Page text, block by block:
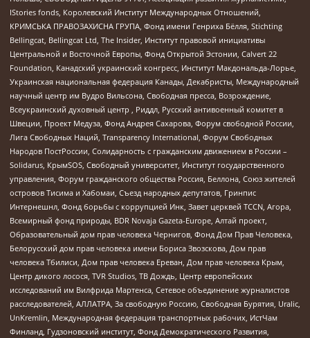
IStories fonds, Королевский Институт Международных Отношений,
КРИМСЬКА ПРАВОЗАХИСНА ГРУПА, Фонд имени Генриха Бёлля, Stichting
Bellingcat, Bellingcat Ltd, The Insider, Институт правовой инициативы
Центральной и Восточной Европы, Фонд Открытой Эстонии, Calvert 22
Foundation, Канадский украинский конгресс, Институт Макдональда-Лорье,
Украинская национальная федерация Канады, Декабристы, Международный
научный центр им Вудро Вильсона, Свободная пресса, Возрождение,
Всеукраинский духовный центр , Риддл, Русский антивоенный комитет в
Швеции, Проект Медуза, Фонд Андрея Сахарова, Форум свободной России,
Лига Свободных Наций, Transparеncy International, Форум Свободных
Народов ПостРоссии, Солидарность с гражданским движением в России –
Solidarus, КрымSOS, Свободный университет, Институт государственного
управления, Форум гражданского общества Россия, Беллона, Союз жителей
островов Тисима и Хабомаи, Съезд народных депутатов, Гринпис
Интернешнл, Фонд борьбы с коррупцией Инк, Завет церквей TCCN, Агора,
Всемирный фонд природы, BDR Novaja Gazeta-Europe, Алтай проект,
Образовательный дом прав человека Чернигов, Фонд Дом Прав Человека,
Белорусский дом прав человека имени Бориса Звозскова, Дом прав
человека Тбилиси, Дом прав человека Ереван, Дом прав человека Крым,
Центр дикого лосося, TVR Studios, ТВ Дождь, Центр европейских
исследований им Вилфрида Мартенса, Сетевое объединение журналистов
расследователей, АЛЛАТРА, За свободную Россию, Свободная Бурятия, Uralic,
UnKremlin, Международная федерация транспортных рабочих, ИстЧам
Финланд, Гудзоновский институт, Фонд Демократического Развития,